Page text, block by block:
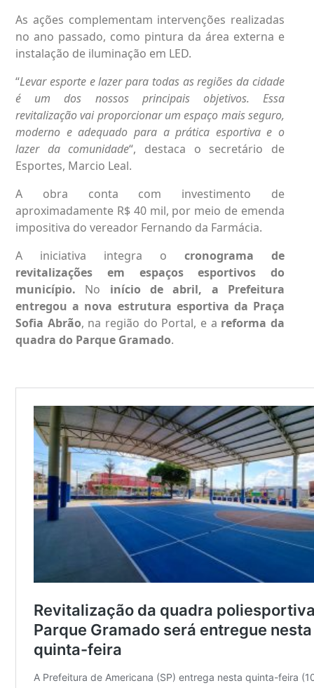
As ações complementam intervenções realizadas
no ano passado, como pintura da área externa e
instalação de iluminação em LED.
“Levar esporte e lazer para todas as regiões da cidade
é um dos nossos principais objetivos. Essa
revitalização vai proporcionar um espaço mais seguro,
moderno e adequado para a prática esportiva e o
lazer da comunidade“, destaca o secretário de
Esportes, Marcio Leal.
A obra conta com investimento de
aproximadamente R$ 40 mil, por meio de emenda
impositiva do vereador Fernando da Farmácia.
A iniciativa integra o cronograma de
revitalizações em espaços esportivos do
município. No início de abril, a Prefeitura
entregou a nova estrutura esportiva da Praça
Sofia Abrão, na região do Portal, e a reforma da
quadra do Parque Gramado.